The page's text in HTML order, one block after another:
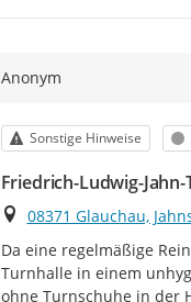
Anonym
Kategorie
Sonstige Hinweise
Friedrich-Ludwig-
Ort
08371 Glauchau,
Da eine regelmäßige
Turnhalle in einem
ohne Turnschuhe in der